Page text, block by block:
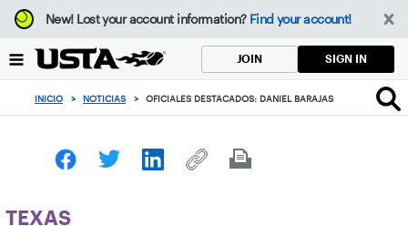
Enfoque
desde
botón
volver
principio
New!Lost your account information? Find your account!
JOIN SIGN IN
INICIO > NOTICIAS > OFICIALES DESTACADOS: DANIEL BARAJAS
TEXAS